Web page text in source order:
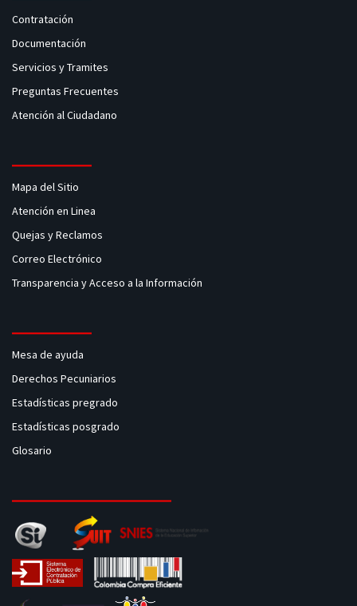
Contratación
Documentación
Servicios y Tramites
Preguntas Frecuentes
Atención al Ciudadano
Mapa del Sitio
Atención en Linea
Quejas y Reclamos
Correo Electrónico
Transparencia y Acceso a la Información
Mesa de ayuda
Derechos Pecuniarios
Estadísticas pregrado
Estadísticas posgrado
Glosario